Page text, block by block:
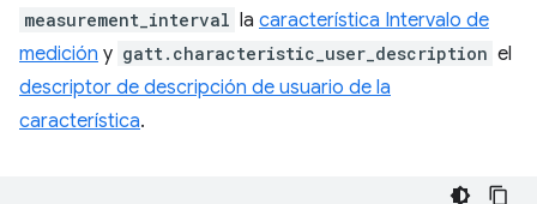
measurement_interval la característica Intervalo de
medición y gatt.characteristic_user_description el
descriptor de descripción de usuario de la
característica.